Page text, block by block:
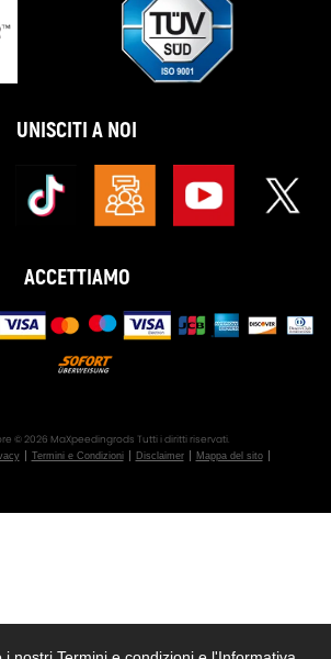
UNISCITI A NOI
ACCETTIAMO
© 2026 MaXpeedingrods Tutti i diritti riservati.
Termini e Condizioni Disclaimer Mappa del sito